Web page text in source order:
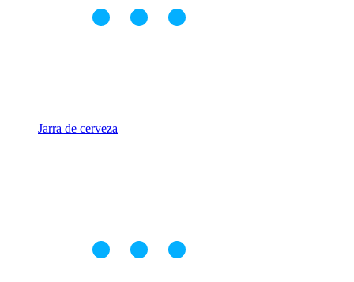
Jarra de cerveza